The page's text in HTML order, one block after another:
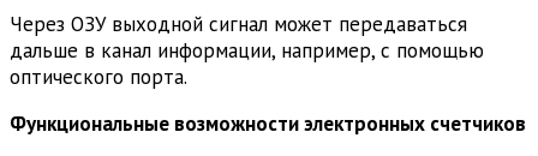
Через ОЗУ выходной сигнал может передаваться
дальше в канал информации, например, с помощью
оптического порта.
Функциональные возможности электронных счетчиков